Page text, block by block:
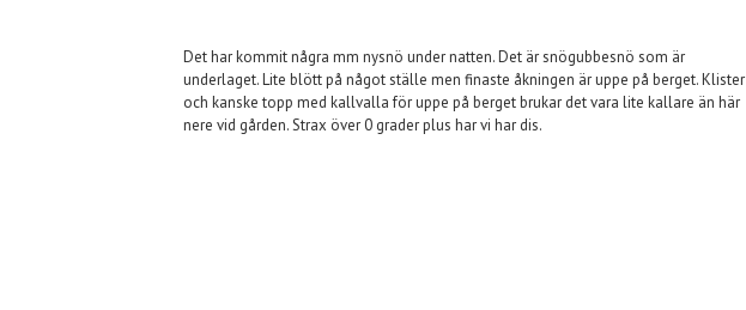
Det har kommit några mm nysnö under natten. Det är snögubbesnö som är
underlaget. Lite blött på något ställe men finaste åkningen är uppe på berget. Klister
och kanske topp med kallvalla för uppe på berget brukar det vara lite kallare än här
nere vid gården. Strax över 0 grader plus har vi har dis.